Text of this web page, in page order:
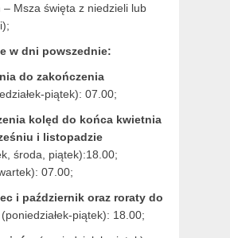
– Msza święta z niedzieli lub
w dni powszednie:
do zakończenia
piątek): 07.00;
kolęd do końca kwietnia
i listopadzie
środa, piątek):18.00;
07.00;
i październik oraz roraty do
(poniedziałek-piątek): 18.00;